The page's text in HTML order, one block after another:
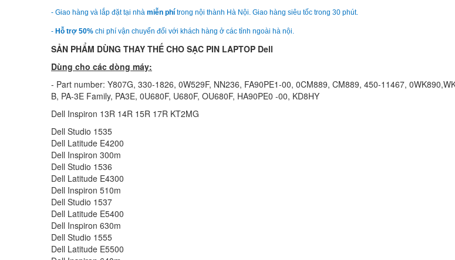
- Giao hàng và lắp đặt tại nhà miễn phí trong nội thành Hà Nội. Giao hàng siêu tốc trong 30 phút.
- Hỗ trợ 50% chi phí vận chuyển đối với khách hàng ở các tỉnh ngoài hà nội.
SẢN PHẨM DÙNG THAY THẾ CHO SẠC PIN LAPTOP Dell
Dùng cho các dòng máy:
- Part number: Y807G, 330-1826, 0W529F, NN236, FA90PE1-00, 0CM889, CM889, 450-11467,
B, PA-3E Family, PA3E, 0U680F, U680F, OU680F, HA90PE0 -00, KD8HY
Dell Inspiron 13R 14R 15R 17R KT2MG
Dell Studio 1535
Dell Latitude E4200
Dell Inspiron 300m
Dell Studio 1536
Dell Latitude E4300
Dell Inspiron 510m
Dell Studio 1537
Dell Latitude E5400
Dell Inspiron 630m
Dell Studio 1555
Dell Latitude E5500